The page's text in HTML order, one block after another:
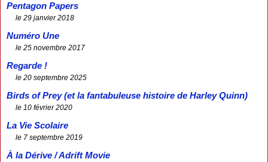
Pentagon Papers
le 29 janvier 2018
Numéro Une
le 25 novembre 2017
Regarde !
le 20 septembre 2025
Birds of Prey (et la fantabuleuse histoire de Harley Quinn)
le 10 février 2020
La Vie Scolaire
le 7 septembre 2019
À la Dérive / Adrift Movie